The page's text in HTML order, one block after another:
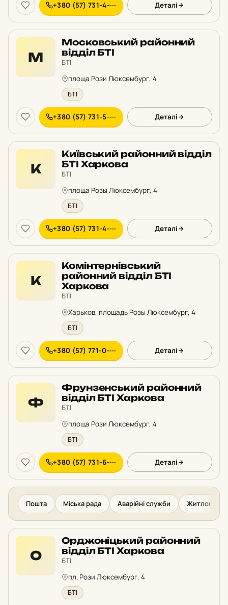
+380 (57) 731-4-··· Деталі
М
Московський районний
відділ БТІ
БТІ
площа Рози Люксембург, 4
БТІ
+380 (57) 731-5-··· Деталі
К
Київський районний відділ
БТІ Харкова
БТІ
площа Розы Люксембург, 4
БТІ
+380 (57) 731-4-··· Деталі
К
Комінтернівський
районний відділ БТІ
Харкова
БТІ
Харьков, площадь Розы Люксембург, 4
БТІ
+380 (57) 771-0-··· Деталі
Ф
Фрунзенський районний
відділ БТІ Харкова
БТІ
площа Рози Люксембург, 4
БТІ
+380 (57) 731-6-··· Деталі
Пошта Міська рада Аварійні служби Житлово-
О
Орджоніцький районний
відділ БТІ Харкова
БТІ
пл. Рози Люксембург, 4
БТІ